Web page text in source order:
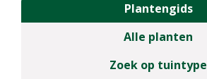
Plantengids
Alle planten
Zoek op tuintype